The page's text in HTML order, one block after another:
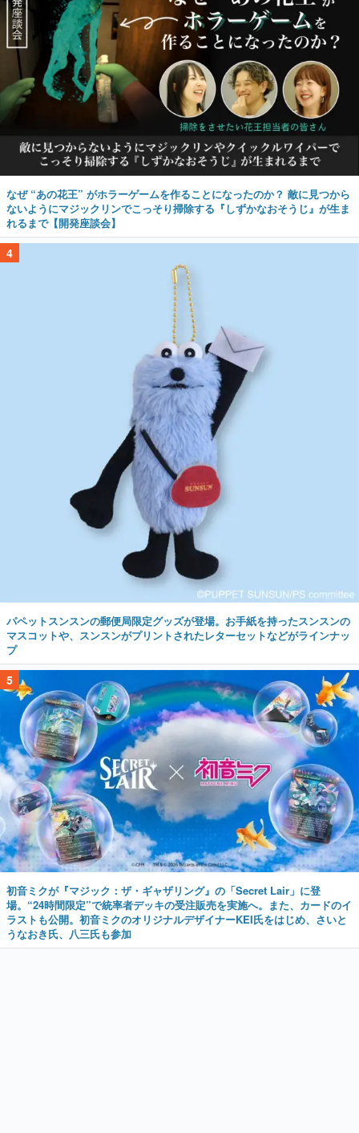
なぜ “あの花王” がホラーゲームを作ることになったのか？ 敵に見つから
ないようにマジックリンでこっそり掃除する『しずかなおそうじ』が生ま
れるまで【開発座談会】
4
パペットスンスンの郵便局限定グッズが登場。お手紙を持ったスンスンの
マスコットや、スンスンがプリントされたレターセットなどがラインナッ
プ
5
初音ミクが『マジック：ザ・ギャザリング』の「Secret Lair」に登
場。“24時間限定”で統率者デッキの受注販売を実施へ。また、カードのイ
ラストも公開。初音ミクのオリジナルデザイナーKEI氏をはじめ、さいと
うなおき氏、八三氏も参加